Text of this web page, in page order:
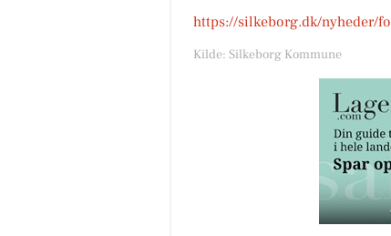
https://silkeborg.dk/nyheder/
Kilde: Silkeborg Kommune